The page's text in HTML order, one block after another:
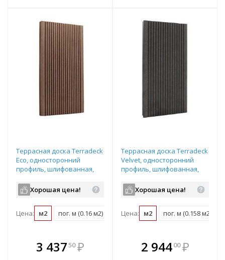
Террасная доска Terradeck
Eco, односторонний
профиль, шлифованная,
цвет: светло-коричневый
Хорошая цена!
Цена: м2 пог. м (0.16 м2) шт (0.77 м2)
3 43750 ₽
В комплекте
всегда выгоднее!
Террасная доска Terradeck
Velvet, односторонний
профиль, шлифованная,
цвет: черный
Хорошая цена!
Цена: м2 пог. м (0.158 м2)
В комплекте
всегда выгоднее!
2 94400 ₽